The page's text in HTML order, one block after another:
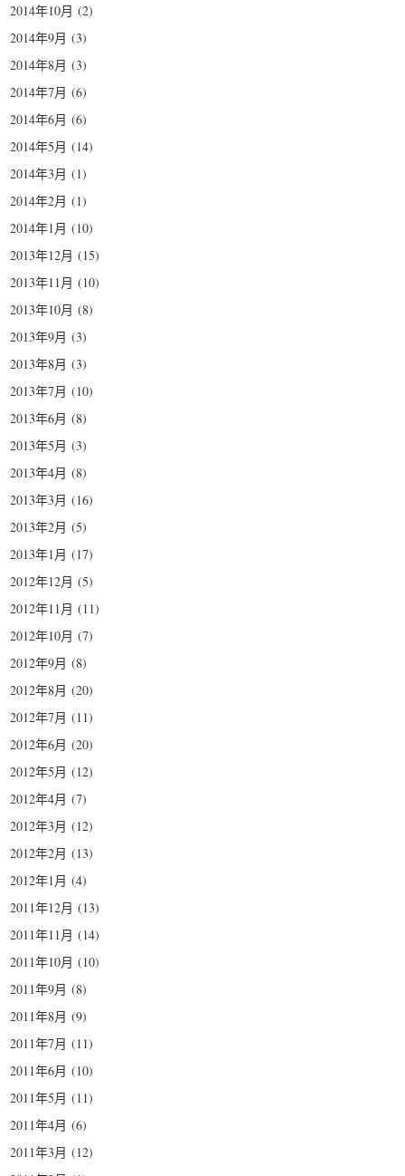
2014年10月 (2)
2014年9月 (3)
2014年8月 (3)
2014年7月 (6)
2014年6月 (6)
2014年5月 (14)
2014年3月 (1)
2014年2月 (1)
2014年1月 (10)
2013年12月 (15)
2013年11月 (10)
2013年10月 (8)
2013年9月 (3)
2013年8月 (3)
2013年7月 (10)
2013年6月 (8)
2013年5月 (3)
2013年4月 (8)
2013年3月 (16)
2013年2月 (5)
2013年1月 (17)
2012年12月 (5)
2012年11月 (11)
2012年10月 (7)
2012年9月 (8)
2012年8月 (20)
2012年7月 (11)
2012年6月 (20)
2012年5月 (12)
2012年4月 (7)
2012年3月 (12)
2012年2月 (13)
2012年1月 (4)
2011年12月 (13)
2011年11月 (14)
2011年10月 (10)
2011年9月 (8)
2011年8月 (9)
2011年7月 (11)
2011年6月 (10)
2011年5月 (11)
2011年4月 (6)
2011年3月 (12)